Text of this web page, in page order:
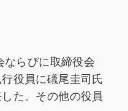
らびに取締役会
役員に礒尾圭司氏
た。その他の役員